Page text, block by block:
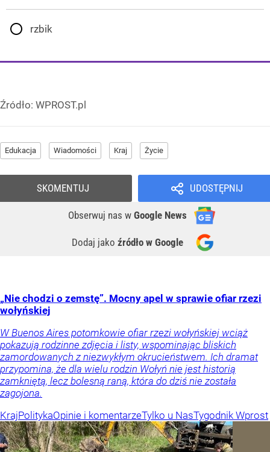
rzbik
Źródło: WPROST.pl
Edukacja Wiadomości Kraj Życie
UDOSTĘPNIJ
Obserwuj nas w Google News
Dodaj jako źródło w Google
SKOMENTUJ
„Nie chodzi o zemstę”. Mocny apel w sprawie ofiar rzezi
wołyńskiej
W Buenos Aires potomkowie ofiar rzezi wołyńskiej wciąż
pokazują rodzinne zdjęcia i listy, wspominając bliskich
zamordowanych z niezwykłym okrucieństwem. Ich dramat
przypomina, że dla wielu rodzin Wołyń nie jest historią
zamkniętą, lecz bolesną raną, która do dziś nie została
zagojona.
KrajPolitykaOpinie i komentarzeTylko u NasTygodnik Wprost